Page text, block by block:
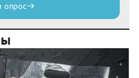
опрос